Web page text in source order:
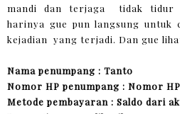
mandi dan terjaga tidak tidur
harinya gue pun langsung untuk
kejadian yang terjadi. Dan gue
Nama penumpang : Tanto
Nomor HP penumpang : Nomor
Metode pembayaran : Saldo dari